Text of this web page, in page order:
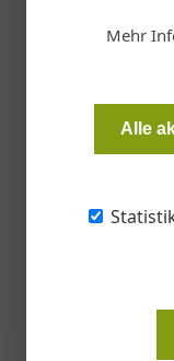
Mehr
Alle